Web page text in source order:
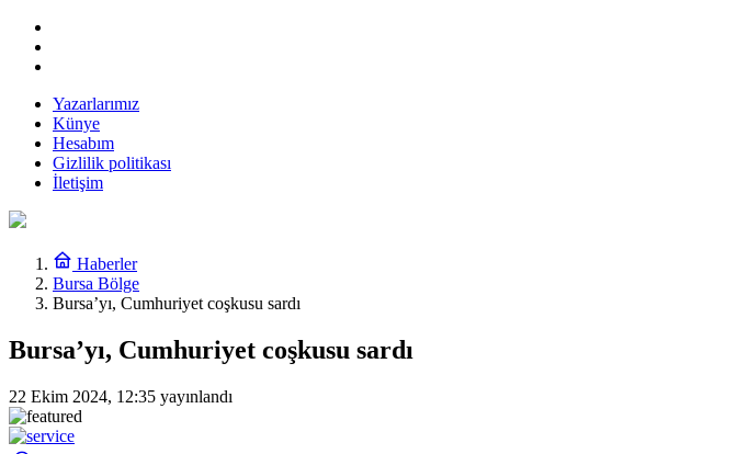
Yazarlarımız
Künye
Hesabım
Gizlilik politikası
İletişim
Haberler
Bursa Bölge
Bursa’yı, Cumhuriyet coşkusu sardı
Bursa’yı, Cumhuriyet coşkusu sardı
22 Ekim 2024, 12:35 yayınlandı